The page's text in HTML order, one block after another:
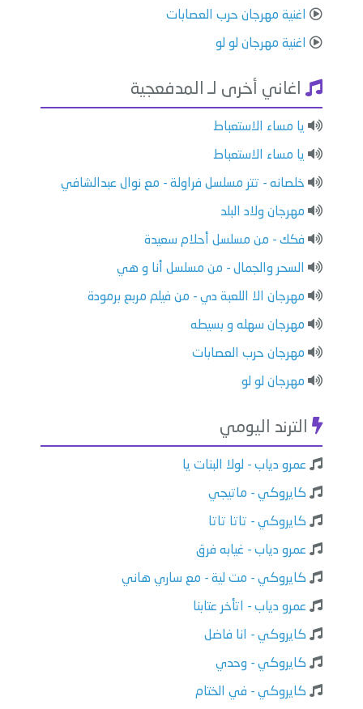
اغنية مهرجان حرب العصابات
اغنية مهرجان لو لو
اغاني أخرى لـ المدفعجية
يا مساء الاستعباط
يا مساء الاستعباط
خلصانه - تتر مسلسل فراولة - مع نوال عبدالشافي
مهرجان ولاد البلد
فكك - من مسلسل أحلام سعيدة
السحر والجمال - من مسلسل أنا و هي
مهرجان الا اللعبة دي - من فيلم مربع برمودة
مهرجان سهله و بسيطه
مهرجان حرب العصابات
مهرجان لو لو
الترند اليومي
عمرو دياب - لولا البنات يا
كايروكي - ماتيجي
كايروكي - تاتا تاتا
عمرو دياب - غيابه فرق
كايروكي - مت لية - مع ساري هاني
عمرو دياب - اتأخر عتابنا
كايروكي - انا فاضل
كايروكي - وحدي
كايروكي - في الختام